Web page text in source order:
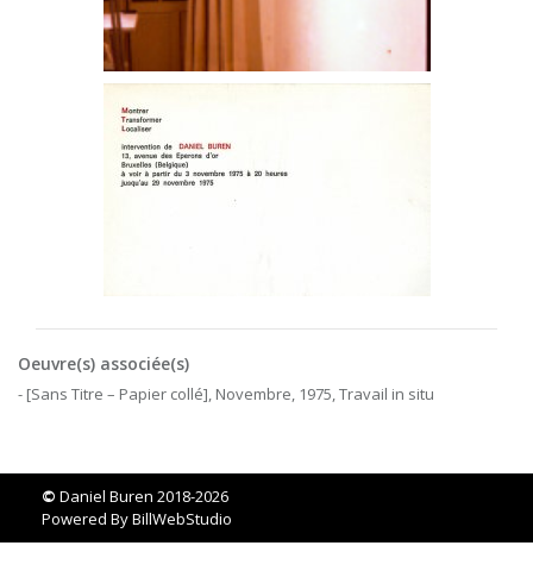
Oeuvre(s) associée(s)
- [Sans Titre – Papier collé], Novembre, 1975, Travail in situ
© Daniel Buren 2018-2026
Powered ByBillWebStudio